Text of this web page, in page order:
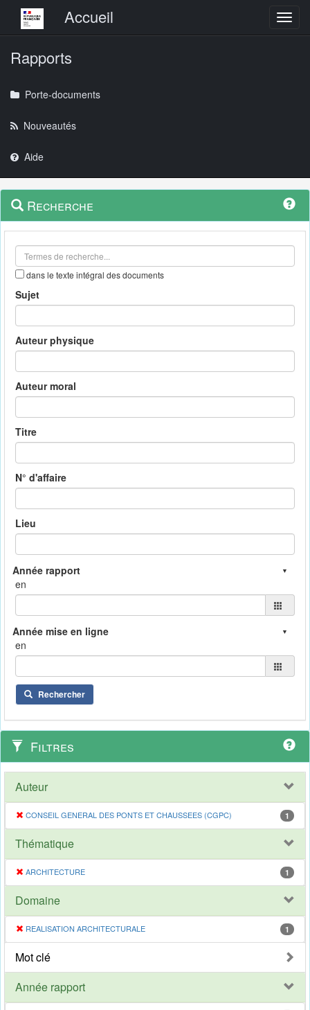
Menu principalAccueil
Rapports
Porte-documents
Nouveautés
Aide
Navigation
outils
Menu
contextuel
Recherche
dans le texte intégral des documents
Sujet
Auteur physique
Auteur moral
Titre
N° d'affaire
Lieu
en
en
Rechercher
Filtres
Auteur
CONSEIL GENERAL DES PONTS ET CHAUSSEES (CGPC) 1
Thématique
ARCHITECTURE 1
Domaine
REALISATION ARCHITECTURALE 1
Mot clé
Année rapport